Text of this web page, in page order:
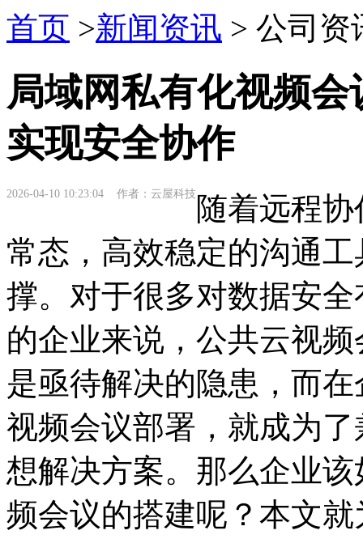
首页 >新闻资讯 > 公司资
局域网私有化视频
实现安全协作
2026-04-10 10:23:04 作者：云屋科技 随着远程
常态，高效稳定的沟通
撑。对于很多对数据安
的企业来说，公共云视
是亟待解决的隐患，而
视频会议部署，就成为
想解决方案。那么企业
频会议的搭建呢？本文